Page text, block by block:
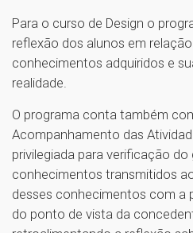
Para o curso de Design o
reflexão dos alunos em
conhecimentos adquiridos e
realidade.
O programa conta também
Acompanhamento das
privilegiada para verificação
conhecimentos transmitidos
desses conhecimentos com a
do ponto de vista da